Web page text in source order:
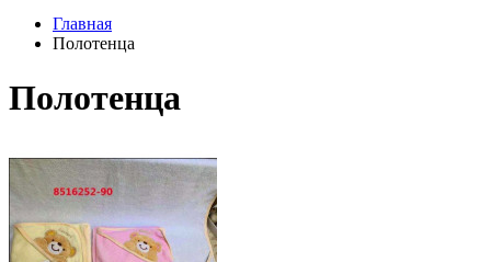
Главная
Полотенца
Полотенца